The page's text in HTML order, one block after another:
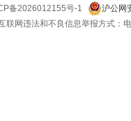
备2026012155号-1
沪公网
联网违法和不良信息举报方式：